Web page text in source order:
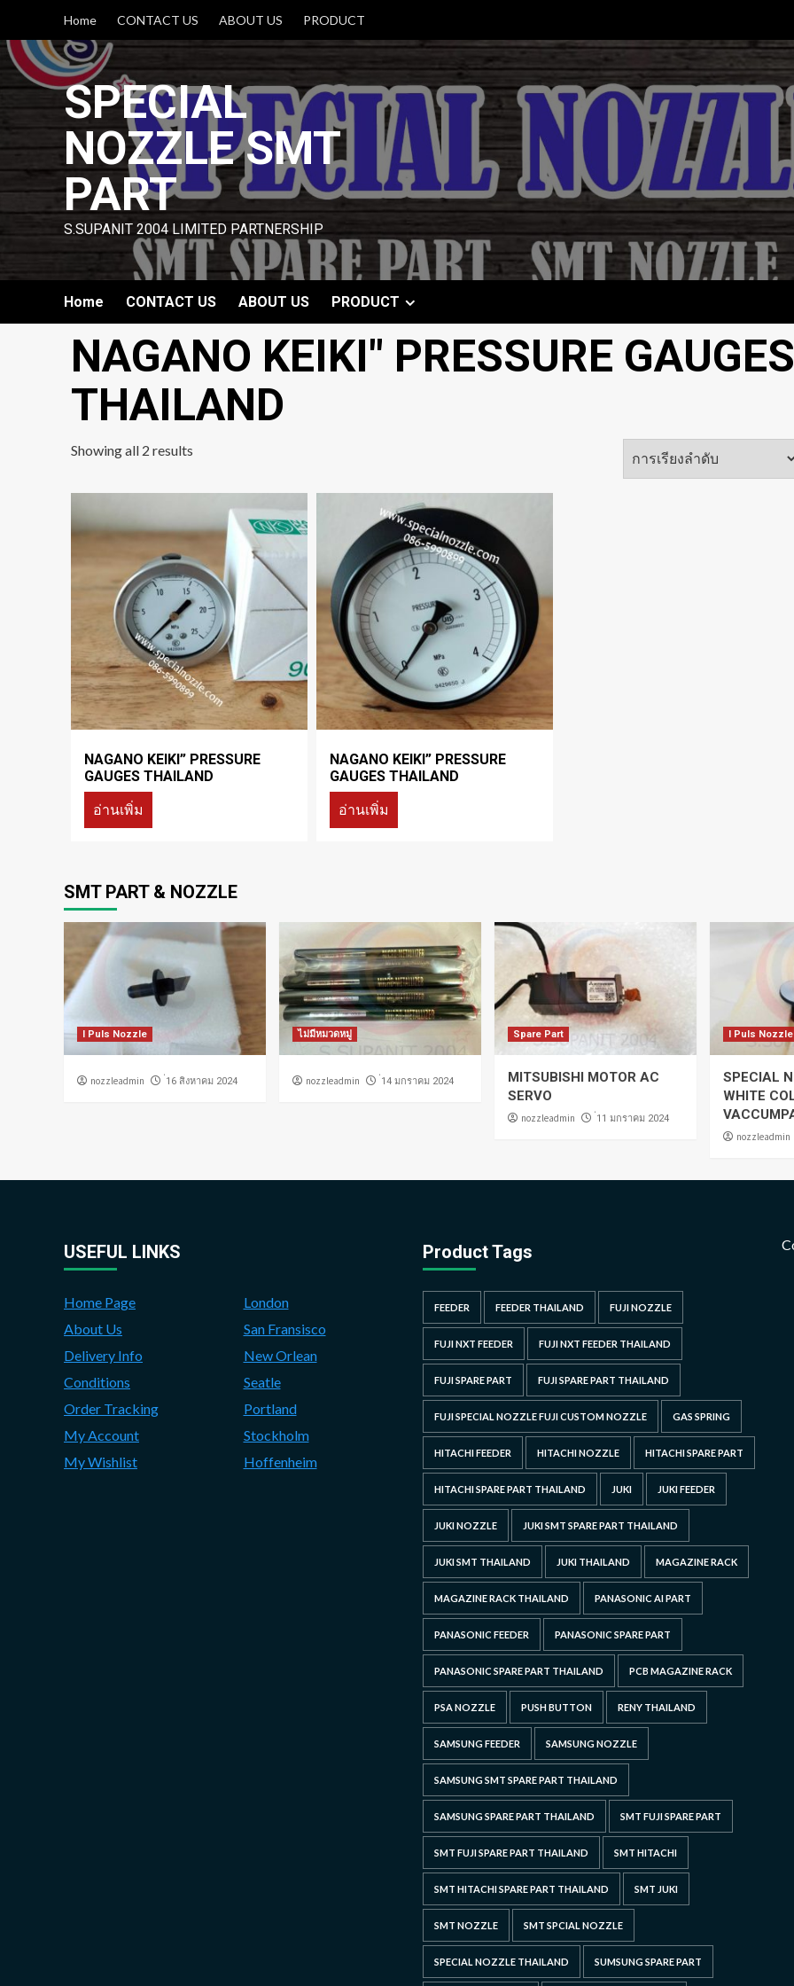
content
Home CONTACT US ABOUT US PRODUCT
SPECIAL
NOZZLE SMT
PART
S.SUPANIT 2004 LIMITED PARTNERSHIP
Home CONTACT US ABOUT US PRODUCT
NAGANO KEIKI" PRESSURE GAUGES
THAILAND
Showing all 2 results
NAGANO KEIKI” PRESSURE
GAUGES THAILAND
อ่านเพิ่ม
NAGANO KEIKI” PRESSURE
GAUGES THAILAND
อ่านเพิ่ม
SMT PART & NOZZLE
I Puls Nozzle
nozzleadmin ่16 สิงหาคม 2024
ไม่มีหมวดหมู่
nozzleadmin ่14 มกราคม 2024
Spare Part
MITSUBISHI MOTOR AC
SERVO
nozzleadmin ่11 มกราคม 2024
I Puls Nozzle
SPECIAL
WHITE
nozzleadmin
USEFUL LINKS
Home Page
About Us
Delivery Info
Conditions
Order Tracking
My Account
My Wishlist
London
San Fransisco
New Orlean
Seatle
Portland
Stockholm
Hoffenheim
Product Tags
FEEDER FEEDER THAILAND FUJI NOZZLE
FUJI NXT FEEDER FUJI NXT FEEDER THAILAND
FUJI SPARE PART FUJI SPARE PART THAILAND
FUJI SPECIAL NOZZLE FUJI CUSTOM NOZZLE GAS SPRING
HITACHI FEEDER HITACHI NOZZLE HITACHI SPARE PART
HITACHI SPARE PART THAILAND JUKI JUKI FEEDER
JUKI NOZZLE JUKI SMT SPARE PART THAILAND
JUKI SMT THAILAND JUKI THAILAND MAGAZINE RACK
MAGAZINE RACK THAILAND PANASONIC AI PART
PANASONIC FEEDER PANASONIC SPARE PART
PANASONIC SPARE PART THAILAND PCB MAGAZINE RACK
PSA NOZZLE PUSH BUTTON RENY THAILAND
SAMSUNG FEEDER SAMSUNG NOZZLE
SAMSUNG SMT SPARE PART THAILAND
SAMSUNG SPARE PART THAILAND SMT FUJI SPARE PART
SMT FUJI SPARE PART THAILAND SMT HITACHI
SMT HITACHI SPARE PART THAILAND SMT JUKI
SMT NOZZLE SMT SPCIAL NOZZLE
SPECIAL NOZZLE THAILAND SUMSUNG SPARE PART